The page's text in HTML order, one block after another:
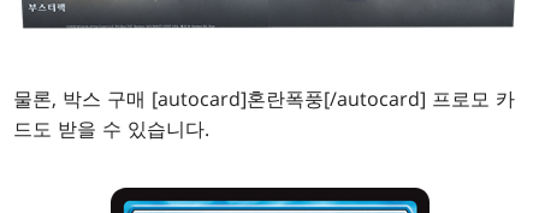
물론, 박스 구매 [autocard]혼란폭풍[/autocard] 프로모 카
드도 받을 수 있습니다.